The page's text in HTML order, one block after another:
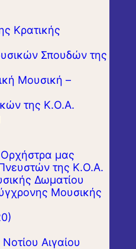
Κρατικής
Σπουδών της
Μουσική –
της Κ.Ο.Α.
μας
της Κ.Ο.Α.
Δωματίου
Μουσικής
Αιγαίου